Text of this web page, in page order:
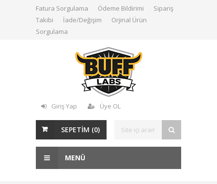
Fatura Sorgulama Ödeme Bildirimi
Sipariş
Takibi
İade/Değişim
Orjinal Ürün
Sorgulama
Giriş Yap Üye OL
SEPETİM (0)
MENÜ